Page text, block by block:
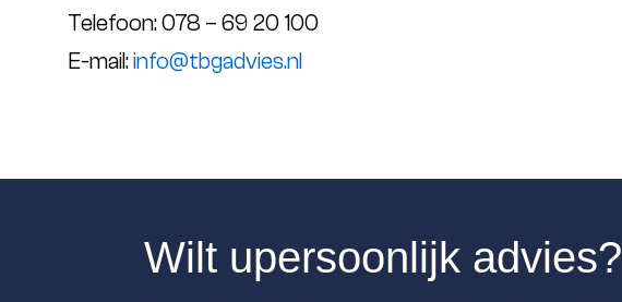
Telefoon: 078 – 69 20 100
E-mail:info@tbgadvies.nl
Wilt upersoonlijk advies?